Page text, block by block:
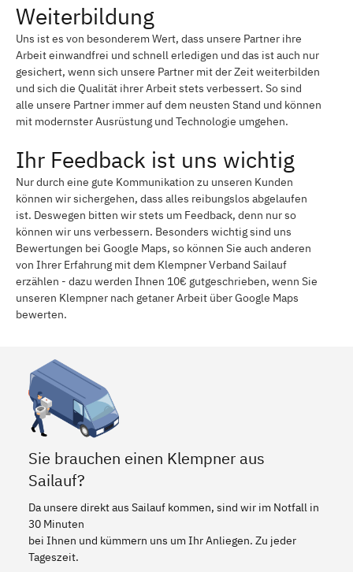
Weiterbildung
Uns ist es von besonderem Wert, dass unsere Partner ihre
Arbeit einwandfrei und schnell erledigen und das ist auch nur
gesichert, wenn sich unsere Partner mit der Zeit weiterbilden
und sich die Qualität ihrer Arbeit stets verbessert. So sind
alle unsere Partner immer auf dem neusten Stand und können
mit modernster Ausrüstung und Technologie umgehen.
Ihr Feedback ist uns wichtig
Nur durch eine gute Kommunikation zu unseren Kunden
können wir sichergehen, dass alles reibungslos abgelaufen
ist. Deswegen bitten wir stets um Feedback, denn nur so
können wir uns verbessern. Besonders wichtig sind uns
Bewertungen bei Google Maps, so können Sie auch anderen
von Ihrer Erfahrung mit dem Klempner Verband Sailauf
erzählen - dazu werden Ihnen 10€ gutgeschrieben, wenn Sie
unseren Klempner nach getaner Arbeit über Google Maps
bewerten.
Sie brauchen einen Klempner aus
Sailauf?
Da unsere direkt aus Sailauf kommen, sind wir im Notfall in
30 Minuten
bei Ihnen und kümmern uns um Ihr Anliegen. Zu jeder
Tageszeit.